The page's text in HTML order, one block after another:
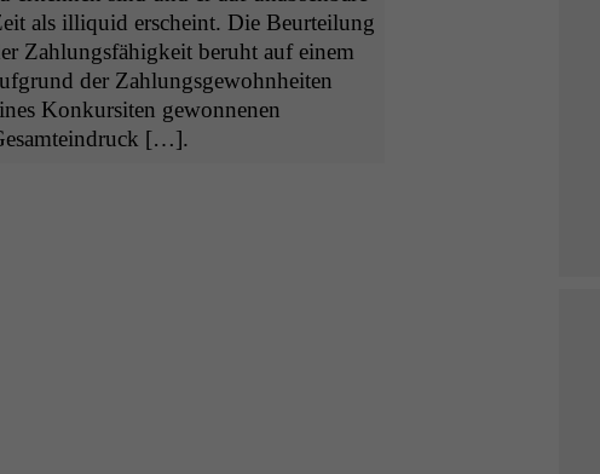
als illiq­uid erscheint. Die Beurteilung
Zahlungs­fähigkeit beruht auf einem
der Zahlungs­ge­wohn­heit­en
Konkur­siten gewonnenen
[…].